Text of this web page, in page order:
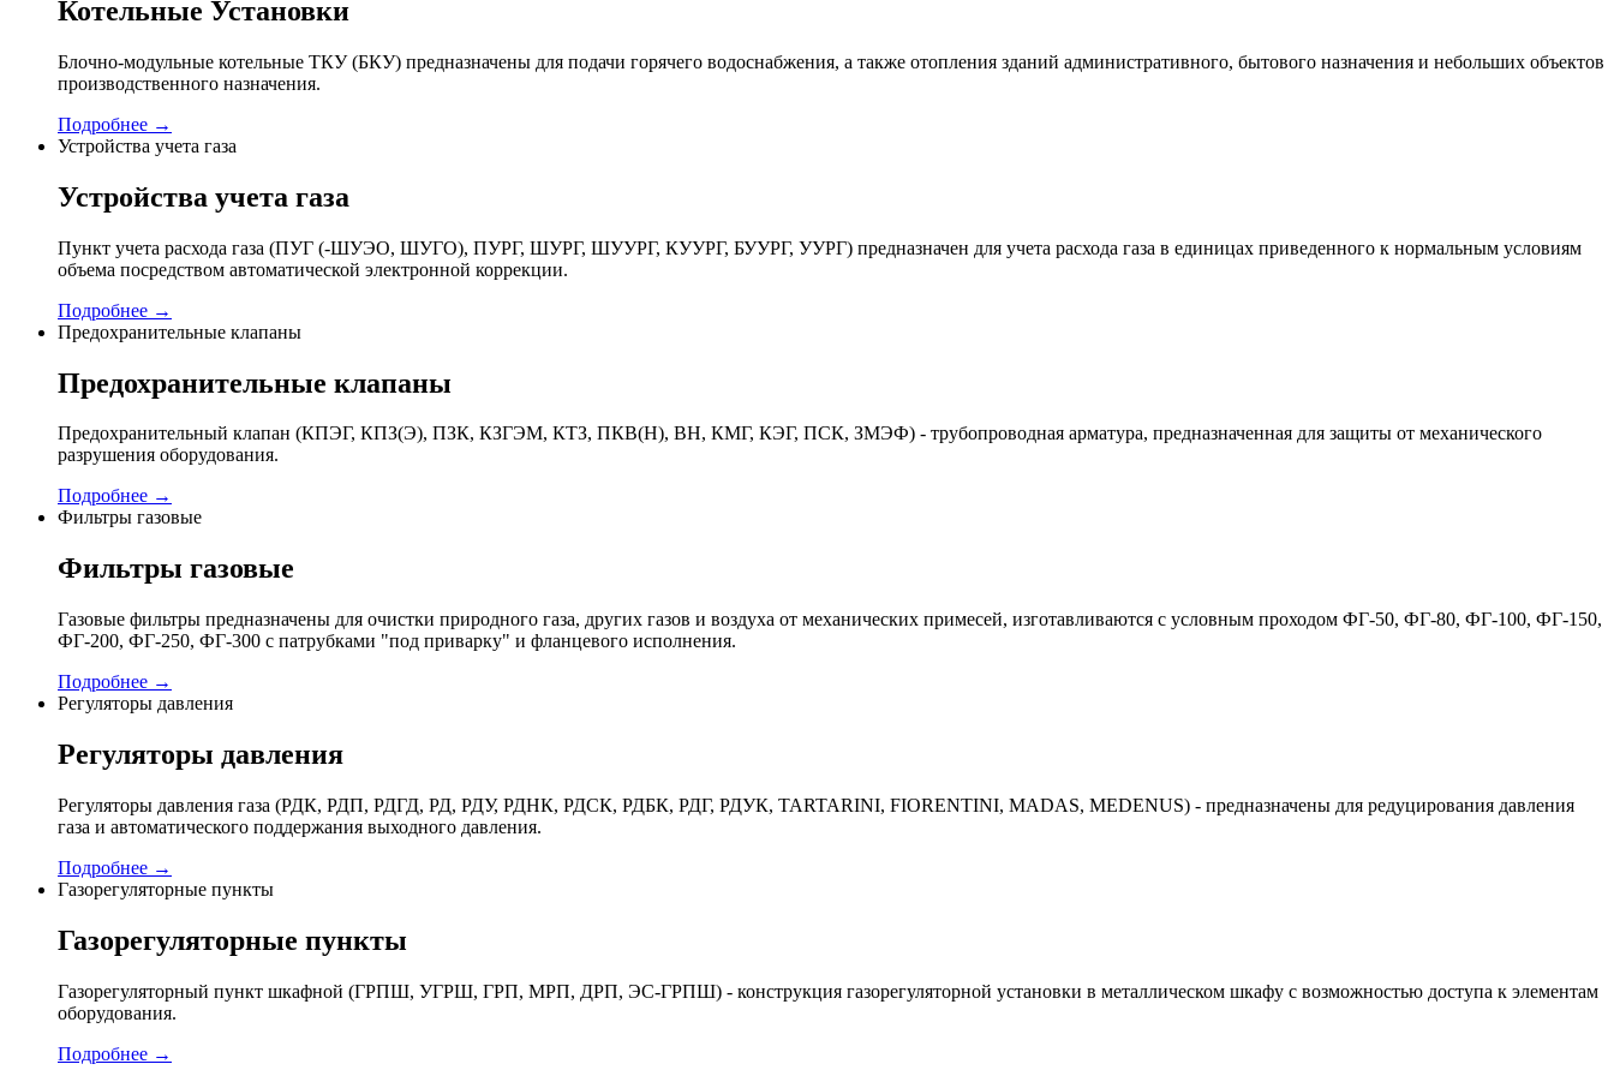
Котельные Установки
Блочно-модульные котельные ТКУ (БКУ) предназначены для подачи горячего водоснабжения, а также отопления зданий административного, бытового назначения и небольших объектов
производственного назначения.
Подробнее →
Устройства учета газа
Устройства учета газа
Пункт учета расхода газа (ПУГ (-ШУЭО, ШУГО), ПУРГ, ШУРГ, ШУУРГ, КУУРГ, БУУРГ, УУРГ) предназначен для учета расхода газа в единицах приведенного к нормальным условиям
объема посредством автоматической электронной коррекции.
Подробнее →
Предохранительные клапаны
Предохранительные клапаны
Предохранительный клапан (КПЭГ, КПЗ(Э), ПЗК, КЗГЭМ, КТЗ, ПКВ(Н), ВН, КМГ, КЭГ, ПСК, ЗМЭФ) - трубопроводная арматура, предназначенная для защиты от механического
разрушения оборудования.
Подробнее →
Фильтры газовые
Фильтры газовые
Газовые фильтры предназначены для очистки природного газа, других газов и воздуха от механических примесей, изготавливаются с условным проходом ФГ-50, ФГ-80, ФГ-100, ФГ-150,
ФГ-200, ФГ-250, ФГ-300 с патрубками "под приварку" и фланцевого исполнения.
Подробнее →
Регуляторы давления
Регуляторы давления
Регуляторы давления газа (РДК, РДП, РДГД, РД, РДУ, РДНК, РДСК, РДБК, РДГ, РДУК, TARTARINI, FIORENTINI, MADAS, MEDENUS) - предназначены для редуцирования давления
газа и автоматического поддержания выходного давления.
Подробнее →
Газорегуляторные пункты
Газорегуляторные пункты
Газорегуляторный пункт шкафной (ГРПШ, УГРШ, ГРП, МРП, ДРП, ЭС-ГРПШ) - конструкция газорегуляторной установки в металлическом шкафу с возможностью доступа к элементам
оборудования.
Подробнее →